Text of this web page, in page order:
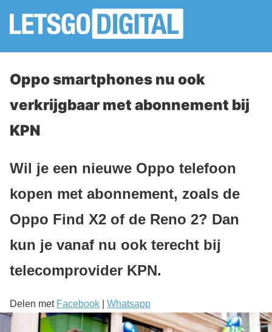
Oppo smartphones nu ook
verkrijgbaar met abonnement bij
KPN
Wil je een nieuwe Oppo telefoon
kopen met abonnement, zoals de
Oppo Find X2 of de Reno 2? Dan
kun je vanaf nu ook terecht bij
telecomprovider KPN.
Delen met Facebook Whatsapp